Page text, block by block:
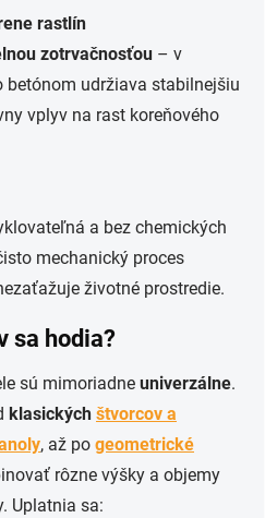
rastlín
zotrvačnosťou – v
betónom udržiava stabilnejšiu
vplyv na rast koreňového
a bez chemických
mechanický proces
životné prostredie.
sa hodia?
sú mimoriadne univerzálne.
klasických štvorcov a
, až po geometrické
rôzne výšky a objemy
Uplatnia sa: